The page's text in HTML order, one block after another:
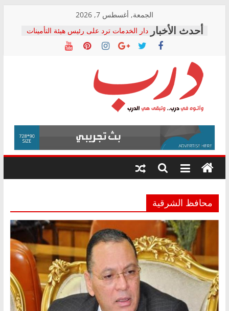
content
الجمعة, أغسطس 7, 2026
دار الخدمات ترد على رئيس هيئة التأمينات
بعد مؤتمره الصحفي: إنكار الأزمة لا ينهي
معاناة أصحاب المعاشات.. ونطالب بكشف
فرحات سليمان يكتب: القطاع الصحي إلى
أين؟
حزب التحالف الشعبي يطلق لجنة “الحق
في الصحة” بالإسكندرية لرصد الانتهاكات
ودعم المرضى
الوزاري لمدينة الصحفيين.. وانتهاء أعمال
إنشاء المبنى الإداري
المجلس القومي لحقوق الإنسان يعلن
متابعة قضية الدكتور محمد زهران.. ويؤكد:
قرينة البراءة وضمانات المحاكمة العادلة
درب
وأتوه
درب..
وتبقى
هي
محافظ الشرقية